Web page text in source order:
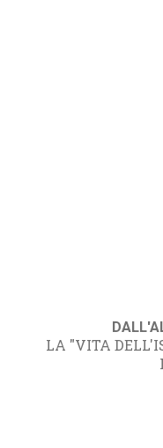
LA "VITA